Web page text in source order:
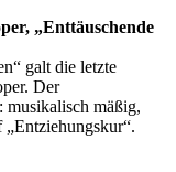
„Enttäuschende
galt die letzte
Der
musikalisch mäßig,